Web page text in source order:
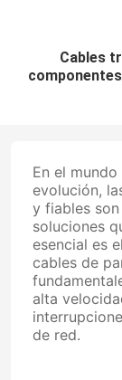
Cables
En el
evolución,
y fiables
soluciones
esencial es
cables de
alta
de red.